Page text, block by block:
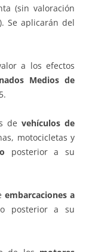
(sin valoración
Se aplicarán del
a los efectos
Medios de
de vehículos de
motocicletas y
posterior a su
embarcaciones a
posterior a su